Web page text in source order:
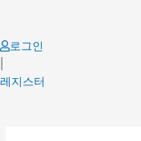
content
로그인
레지스터